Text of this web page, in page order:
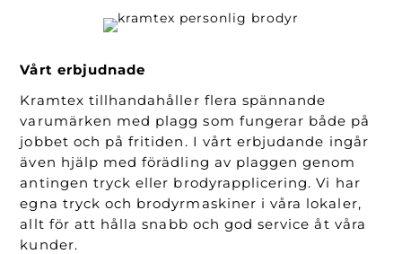
Vårt erbjudnade
Kramtex tillhandahåller flera spännande
varumärken med plagg som fungerar både på
jobbet och på fritiden. I vårt erbjudande ingår
även hjälp med förädling av plaggen genom
antingen tryck eller brodyrapplicering. Vi har
egna tryck och brodyrmaskiner i våra lokaler,
allt för att hålla snabb och god service åt våra
kunder.